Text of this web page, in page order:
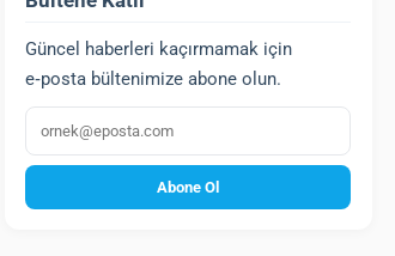
Güncel haberleri kaçırmamak için
e‑posta bültenimize abone olun.
E‑posta
Abone Ol